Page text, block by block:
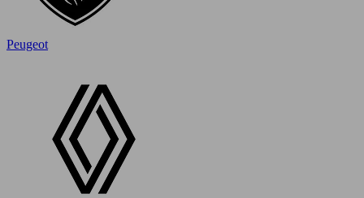
Peugeot